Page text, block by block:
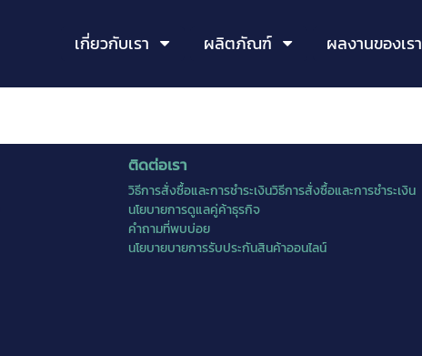
เกี่ยวกับเรา ผลิตภัณฑ์ ผลงานของเรา
ติดต่อเรา
วิธีการสั่งซื้อและการชำระเงินวิธีการสั่งซื้อและการชำระเงิน
นโยบายการดูแลคู่ค้าธุรกิจ
คำถามที่พบบ่อย
นโยบายบายการรับประกันสินค้าออนไลน์